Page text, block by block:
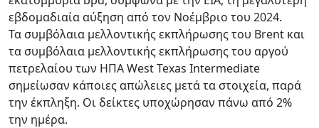
εβδομαδιαία αύξηση από τον Νοέμβριο του 2024.
Τα συμβόλαια μελλοντικής εκπλήρωσης του Brent και
τα συμβόλαια μελλοντικής εκπλήρωσης του αργού
πετρελαίου των ΗΠΑ West Texas Intermediate
σημείωσαν κάποιες απώλειες μετά τα στοιχεία, παρά
την έκπληξη. Οι δείκτες υποχώρησαν πάνω από 2%
την ημέρα.